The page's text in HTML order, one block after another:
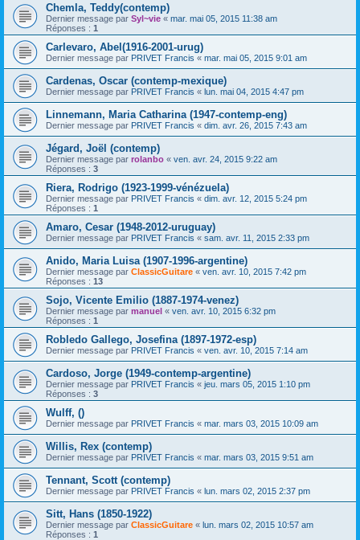
Chemla, Teddy(contemp)
Dernier message par Syl~vie « mar. mai 05, 2015 11:38 am
Réponses : 1
Carlevaro, Abel(1916-2001-urug)
Dernier message par PRIVET Francis « mar. mai 05, 2015 9:01 am
Cardenas, Oscar (contemp-mexique)
Dernier message par PRIVET Francis « lun. mai 04, 2015 4:47 pm
Linnemann, Maria Catharina (1947-contemp-eng)
Dernier message par PRIVET Francis « dim. avr. 26, 2015 7:43 am
Jégard, Joël (contemp)
Dernier message par rolanbo « ven. avr. 24, 2015 9:22 am
Réponses : 3
Riera, Rodrigo (1923-1999-vénézuela)
Dernier message par PRIVET Francis « dim. avr. 12, 2015 5:24 pm
Réponses : 1
Amaro, Cesar (1948-2012-uruguay)
Dernier message par PRIVET Francis « sam. avr. 11, 2015 2:33 pm
Anido, Maria Luisa (1907-1996-argentine)
Dernier message par ClassicGuitare « ven. avr. 10, 2015 7:42 pm
Réponses : 13
Sojo, Vicente Emilio (1887-1974-venez)
Dernier message par manuel « ven. avr. 10, 2015 6:32 pm
Réponses : 1
Robledo Gallego, Josefina (1897-1972-esp)
Dernier message par PRIVET Francis « ven. avr. 10, 2015 7:14 am
Cardoso, Jorge (1949-contemp-argentine)
Dernier message par PRIVET Francis « jeu. mars 05, 2015 1:10 pm
Réponses : 3
Wulff, ()
Dernier message par PRIVET Francis « mar. mars 03, 2015 10:09 am
Willis, Rex (contemp)
Dernier message par PRIVET Francis « mar. mars 03, 2015 9:51 am
Tennant, Scott (contemp)
Dernier message par PRIVET Francis « lun. mars 02, 2015 2:37 pm
Sitt, Hans (1850-1922)
Dernier message par ClassicGuitare « lun. mars 02, 2015 10:57 am
Réponses : 1